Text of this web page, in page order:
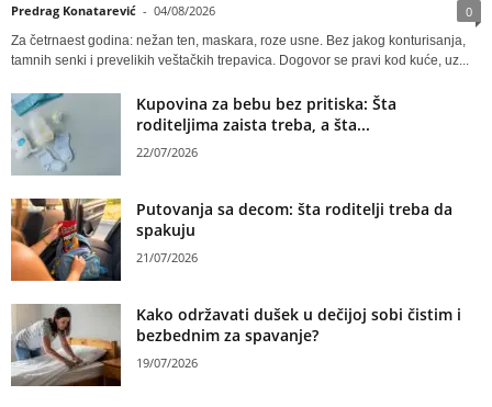
Predrag Konatarević - 04/08/2026 0
Za četrnaest godina: nežan ten, maskara, roze usne. Bez jakog konturisanja,
tamnih senki i prevelikih veštačkih trepavica. Dogovor se pravi kod kuće, uz...
Kupovina za bebu bez pritiska: Šta
roditeljima zaista treba, a šta...
22/07/2026
Putovanja sa decom: šta roditelji treba da
spakuju
21/07/2026
Kako održavati dušek u dečijoj sobi čistim i
bezbednim za spavanje?
19/07/2026